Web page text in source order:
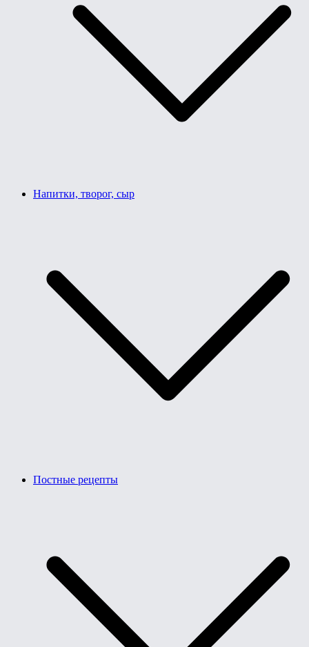
Напитки, творог, сыр
Постные рецепты